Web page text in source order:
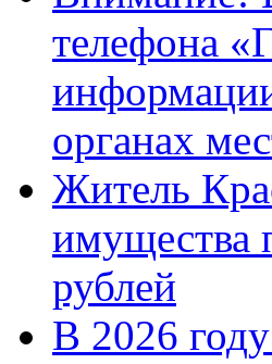
телефона
органах
Житель
имущества
рублей
В 2026